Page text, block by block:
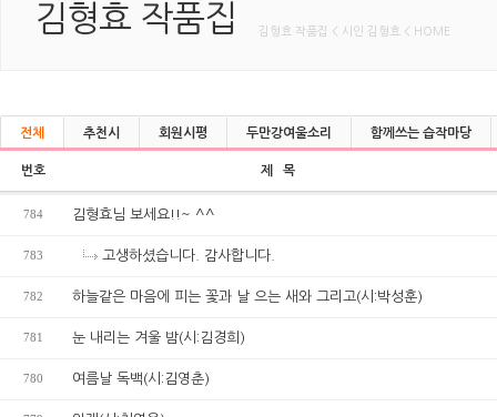
김형효 작품집 김형효 작품집 < 시인 김형효 < HOME
전체 추천시 회원시평 두만강여울소리 함께쓰는 습작마당
번호 제 목
784 김형효님 보세요!!~ ^^
783 고생하셨습니다. 감사합니다.
782 하늘같은 마음에 피는 꽃과 날 으는 새와 그리고(시:박성훈)
781 눈 내리는 겨울 밤(시:김경희)
780 여름날 독백(시:김영춘)